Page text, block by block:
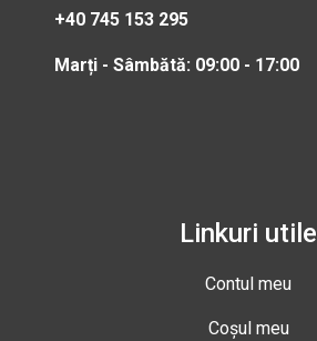
+40 745 153 295
Marți - Sâmbătă: 09:00 - 17:00
Linkuri utile
Contul meu
Coșul meu